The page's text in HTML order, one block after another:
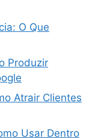
O Que
Produzir
Atrair Clientes
Usar Dentro